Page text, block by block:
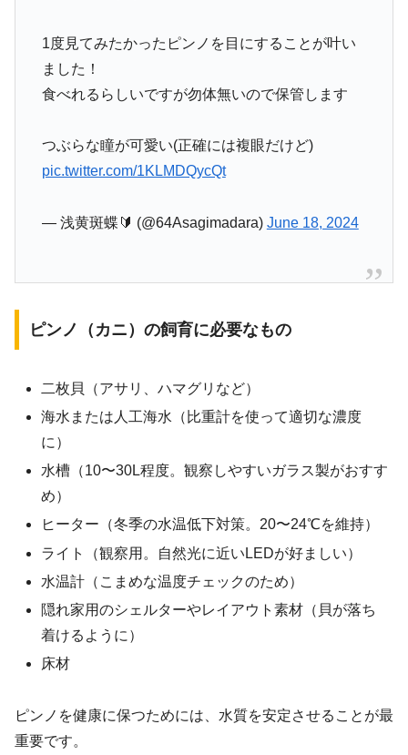
1度見てみたかったピンノを目にすることが叶い
ました！
食べれるらしいですが勿体無いので保管します
つぶらな瞳が可愛い(正確には複眼だけど)
pic.twitter.com/1KLMDQycQt
— 浅黄斑蝶🔰 (@64Asagimadara) June 18, 2024
ピンノ（カニ）の飼育に必要なもの
二枚貝（アサリ、ハマグリなど）
海水または人工海水（比重計を使って適切な濃度
に）
水槽（10〜30L程度。観察しやすいガラス製がおすす
め）
ヒーター（冬季の水温低下対策。20〜24℃を維持）
ライト（観察用。自然光に近いLEDが好ましい）
水温計（こまめな温度チェックのため）
隠れ家用のシェルターやレイアウト素材（貝が落ち
着けるように）
床材
ピンノを健康に保つためには、水質を安定させることが最
重要です。